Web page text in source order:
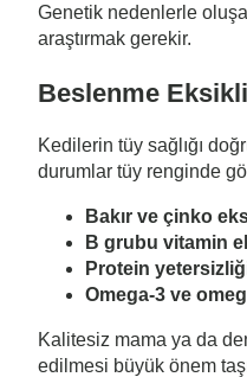
Genetik nedenlerle
araştırmak gerekir.
Beslenme
Kedilerin tüy sağlığı
durumlar tüy renginde
Bakır ve çinko
B grubu vitamin
Protein
Omega-3 ve
Kalitesiz mama ya da
edilmesi büyük önem